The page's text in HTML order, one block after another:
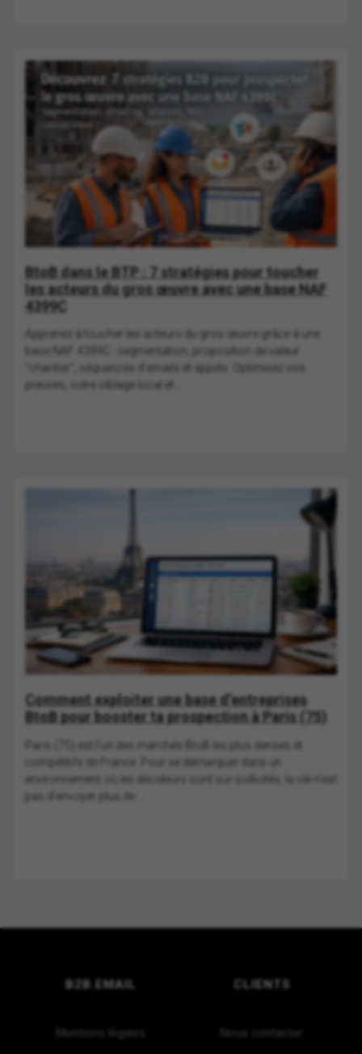
BtoB dans le BTP : 7 stratégies pour toucher
les acteurs du gros œuvre avec une base NAF
4399C
Apprenez à toucher les acteurs du gros œuvre grâce à une
base NAF 4399C : segmentation, proposition de valeur
“chantier”, séquences d’emails et appels. Optimisez vos
preuves, votre ciblage local et ...
Comment exploiter une base d’entreprises
BtoB pour booster ta prospection à Paris (75)
Paris (75) est l'un des marchés BtoB les plus denses et
compétitifs de France. Pour se démarquer dans un
environnement où les décideurs sont sur-sollicités, la clé n'est
pas d'envoyer plus de ...
B2B.EMAIL
Mentions légales
CLIENTS
Nous contacter